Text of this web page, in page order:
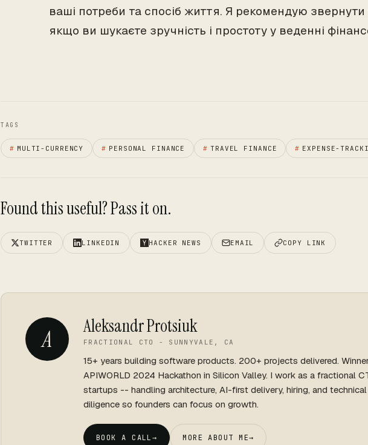
ваші потреби та спосіб життя. Я рекомендую звернути
якщо ви шукаєте зручність і простоту у веденні
TAGS
# MULTI-CURRENCY # PERSONAL FINANCE # TRAVEL FINANCE # EXPENSE-
Found this useful? Pass it on.
TWITTER LINKEDIN HACKER NEWS EMAIL COPY LINK
A Aleksandr Protsiuk
FRACTIONAL CTO - SUNNYVALE, CA
15+ years building software products. 200+ projects delivered.
APIWORLD 2024 Hackathon in Silicon Valley. I work as a fractional
startups -- handling architecture, AI-first delivery, hiring, and
diligence so founders can focus on growth.
BOOK A CALL→ MORE ABOUT ME→